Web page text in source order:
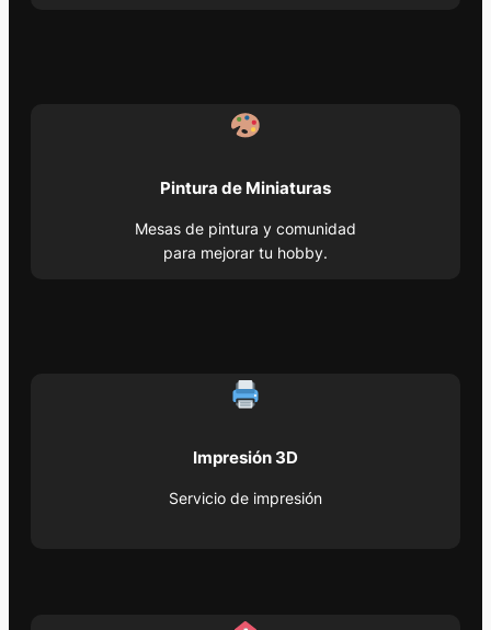
Pintura de Miniaturas
Mesas de pintura y comunidad
para mejorar tu hobby.
Impresión 3D
Servicio de impresión